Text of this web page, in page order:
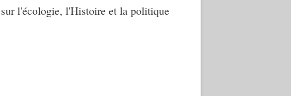
l'écologie, l'Histoire et la politique